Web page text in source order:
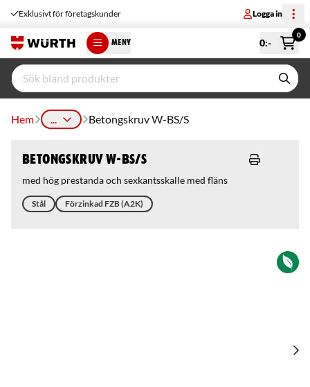
Exklusivt för företagskunder Logga in
MENY 0:-
0
Hem ... Betongskruv W-BS/S
Betongskruv W-BS/S
med hög prestanda och sexkantsskalle med fläns
Stål Förzinkad FZB (A2K)